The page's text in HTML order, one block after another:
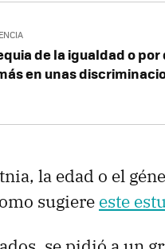
de la igualdad o por
en unas
la edad o el
sugiere este